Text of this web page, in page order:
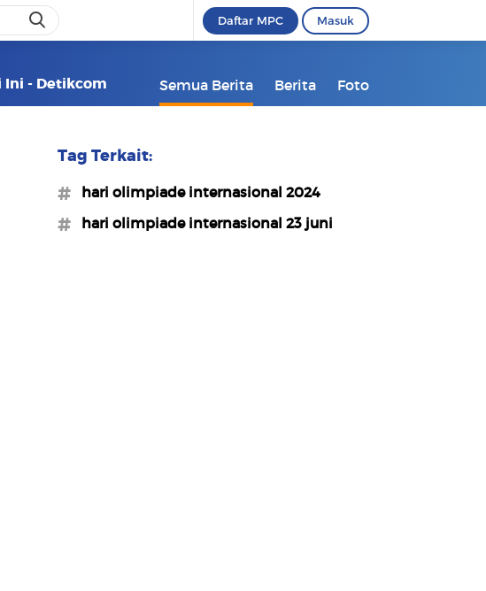
Daftar MPC Masuk
Ini - Detikcom Semua Berita Berita Foto
Tag Terkait:
#hari olimpiade internasional 2024
#hari olimpiade internasional 23 juni